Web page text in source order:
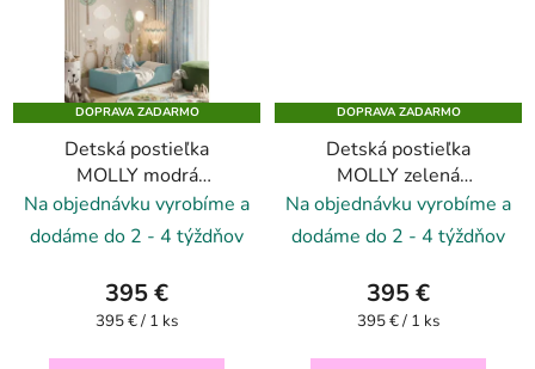
DOPRAVA ZADARMO
Detská postieľka
MOLLY modrá
obláčiková 70x140
Na objednávku vyrobíme a
dodáme do 2 - 4 týždňov
395 €
Jednotková
395 € / 1 ks
DOPRAVA ZADARMO
Detská postieľka
MOLLY zelená
dinosauria 70x140
Na objednávku vyrobíme a
dodáme do 2 - 4 týždňov
395 €
Jednotková
395 € / 1 ks